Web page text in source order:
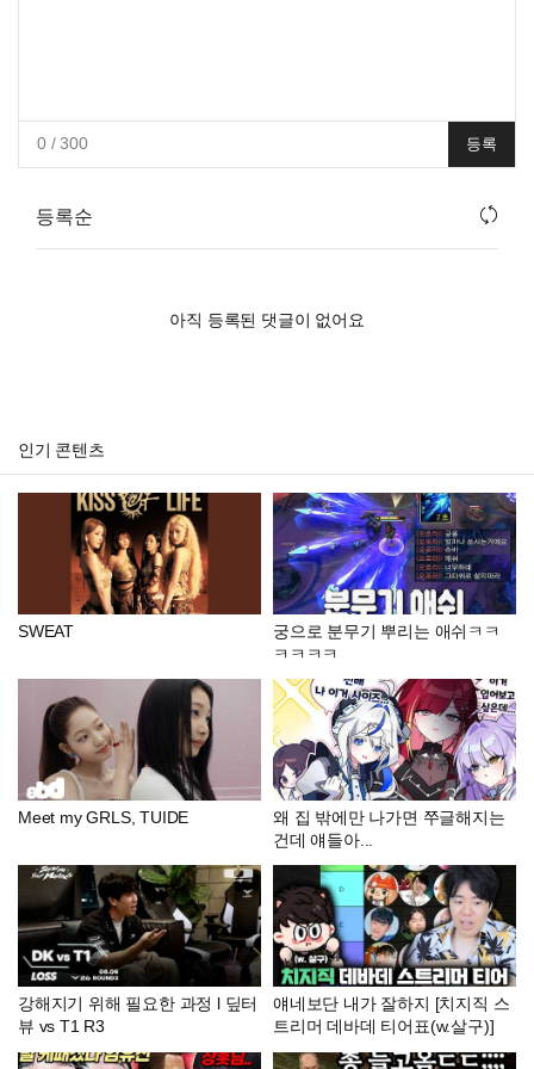
0/ 300 등록
등록순
아직 등록된 댓글이 없어요
인기 콘텐츠
SWEAT
궁으로 분무기 뿌리는 애쉬ㅋㅋ
ㅋㅋㅋㅋ
Meet my GRLS, TUIDE
왜 집 밖에만 나가면 쭈글해지는
건데 얘들아...
강해지기 위해 필요한 과정 l 딮터
뷰 vs T1 R3
얘네보단 내가 잘하지 [치지직 스
트리머 데바데 티어표(w.살구)]